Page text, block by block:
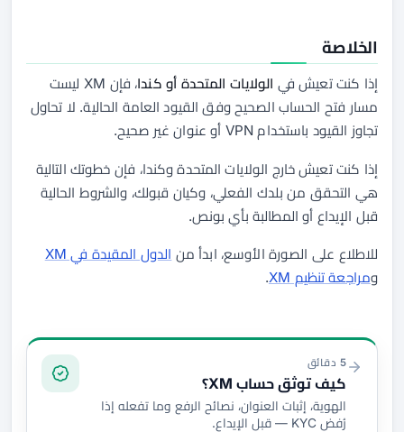
الخلاصة
إذا كنت تعيش في الولايات المتحدة أو كندا
، فإن XM ليست
مسار فتح الحساب الصحيح وفق القيود العامة الحالية. لا تحاول
تجاوز القيود باستخدام VPN أو عنوان غير صحيح.
إذا كنت تعيش خارج الولايات المتحدة وكندا، فإن خطوتك التالية
هي التحقق من بلدك الفعلي، وكيان قبولك، والشروط الحالية
قبل الإيداع أو المطالبة بأي بونص.
للاطلاع على الصورة الأوسع، ابدأ من الدول المقيدة في XM
ومراجعة تنظيم XM .
التوثيق والتمويل
5 دقائق
كيف توثق حساب XM؟
الهوية، إثبات العنوان، نصائح الرفع وما تفعله إذا
رُفض KYC — قبل الإيداع.